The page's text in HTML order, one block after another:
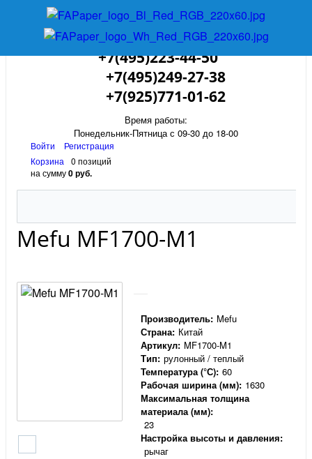
+7(495)223-44-50
+7(495)249-27-38
+7(925)771-01-62
Время работы:
Понедельник-Пятница с 09-30 до 18-00
Войти
Регистрация
Корзина
0 позиций
на сумму0 руб.
Mefu MF1700-M1
Производитель: Mefu
Страна: Китай
Артикул: MF1700-M1
Тип: рулонный / теплый
Температура (°С): 60
Рабочая ширина (мм): 1630
Максимальная толщина
материала (мм):
23
Настройка высоты и давления:
рычаг